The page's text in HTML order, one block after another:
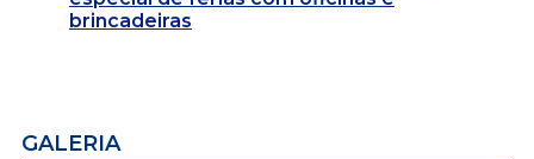
brincadeiras
GALERIA